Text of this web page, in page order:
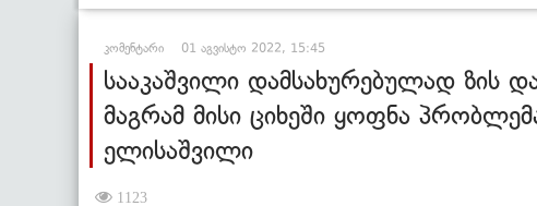
კომენტარი 01 აგვისტო 2022, 15:45
სააკაშვილი დამსახურებულად ზის
მაგრამ მისი ციხეში ყოფნა
ელისაშვილი
1123